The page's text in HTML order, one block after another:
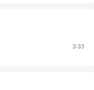
3:33